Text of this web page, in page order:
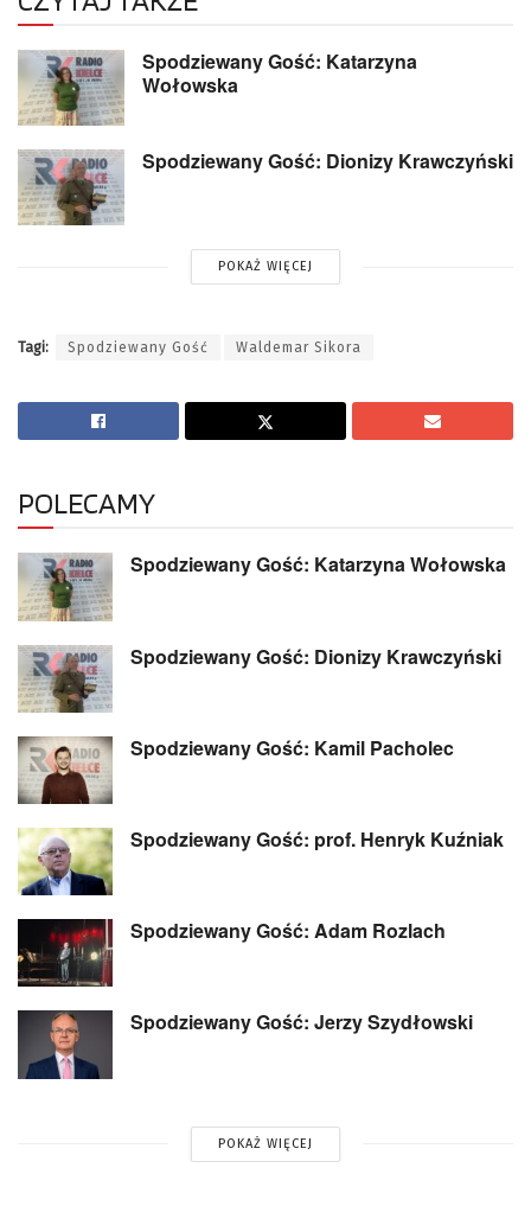
Spodziewany Gość: Katarzyna
Wołowska
Spodziewany Gość: Dionizy Krawczyński
POKAŻ WIĘCEJ
Tagi: Spodziewany Gość Waldemar Sikora
POLECAMY
Spodziewany Gość: Katarzyna Wołowska
Spodziewany Gość: Dionizy Krawczyński
Spodziewany Gość: Kamil Pacholec
Spodziewany Gość: prof. Henryk Kuźniak
Spodziewany Gość: Adam Rozlach
Spodziewany Gość: Jerzy Szydłowski
POKAŻ WIĘCEJ